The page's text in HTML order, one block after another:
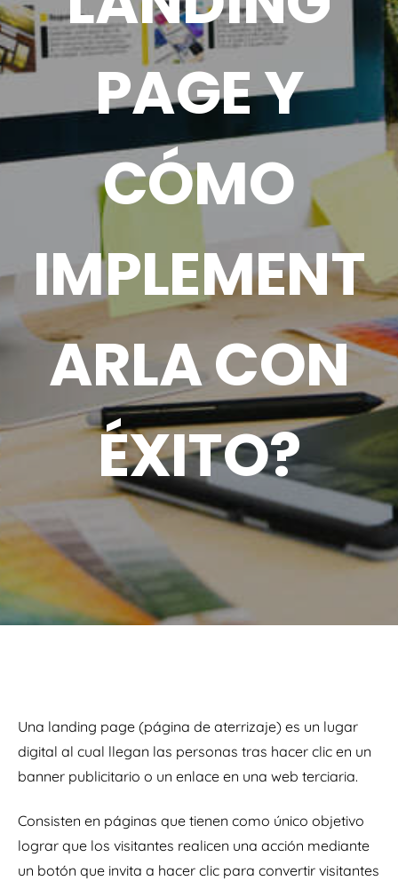
PAGE Y
CÓMO
IMPLEMENT
ARLA CON
ÉXITO?
Una landing page (página de aterrizaje) es un lugar
digital al cual llegan las personas tras hacer clic en un
banner publicitario o un enlace en una web terciaria.
Consisten en páginas que tienen como único objetivo
lograr que los visitantes realicen una acción mediante
un botón que invita a hacer clic para convertir visitantes